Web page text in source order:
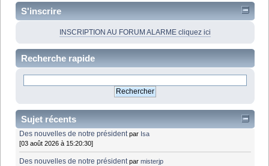
S'inscrire
INSCRIPTION AU FORUM ALARME cliquez ici
Recherche rapide
Sujet récents
Des nouvelles de notre président par Isa
[03 août 2026 à 15:20:30]
Des nouvelles de notre président parmisterjp